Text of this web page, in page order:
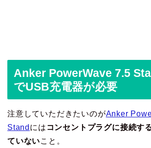
Anker PowerWave 7.5
でUSB充電器が必要
注意していただきたいのがAnker
Stand には コンセントプラグに接続す
ていないこと。